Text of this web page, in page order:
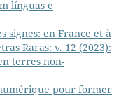
línguas e
signes: en France et à
Raras: v. 12 (2023):
terres non-
pour former